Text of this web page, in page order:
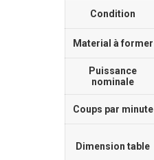
Condition
Material à former
Puissance
nominale
Coups par minute
Dimension table